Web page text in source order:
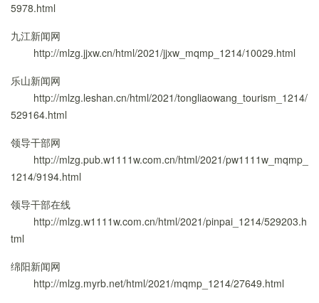
5978.html
九江新闻网
http://mlzg.jjxw.cn/html/2021/jjxw_mqmp_1214/10029.html
乐山新闻网
http://mlzg.leshan.cn/html/2021/tongliaowang_tourism_1214/
529164.html
领导干部网
http://mlzg.pub.w1111w.com.cn/html/2021/pw1111w_mqmp_
1214/9194.html
领导干部在线
http://mlzg.w1111w.com.cn/html/2021/pinpai_1214/529203.h
tml
绵阳新闻网
http://mlzg.myrb.net/html/2021/mqmp_1214/27649.html